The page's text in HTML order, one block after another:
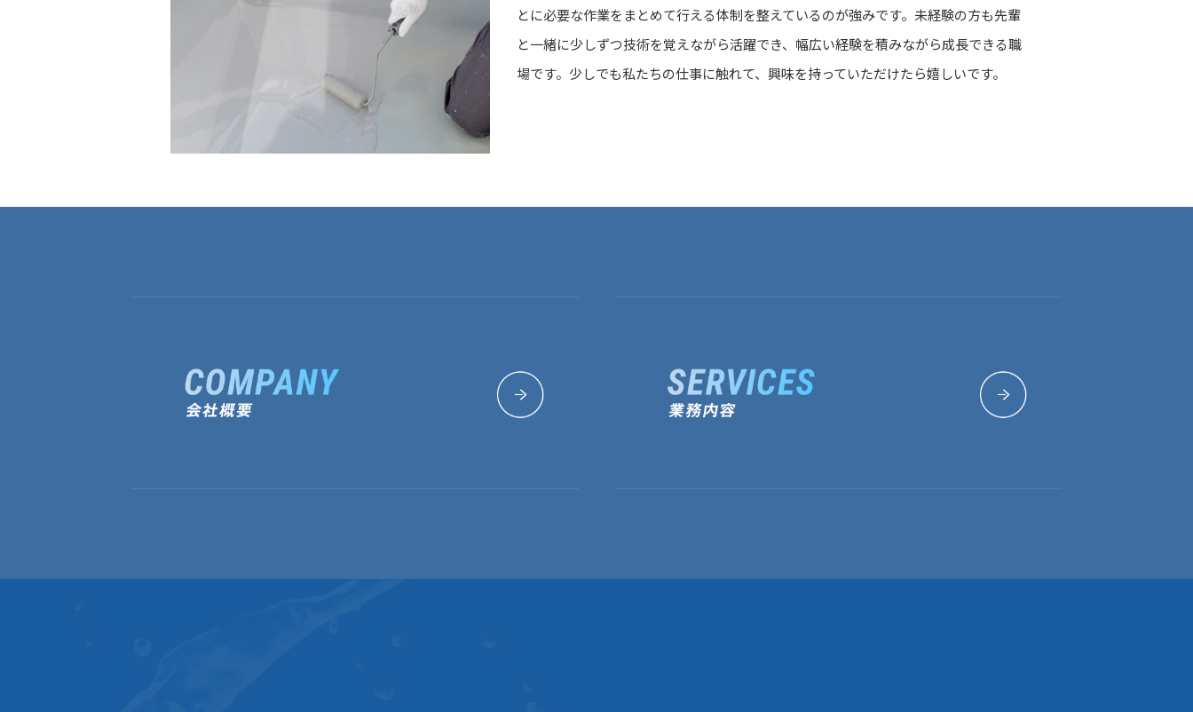
とに必要な作業をまとめて行える体制を整えているのが強みです。未経験の方も先輩
と一緒に少しずつ技術を覚えながら活躍でき、幅広い経験を積みながら成長できる職
場です。少しでも私たちの仕事に触れて、興味を持っていただけたら嬉しいです。